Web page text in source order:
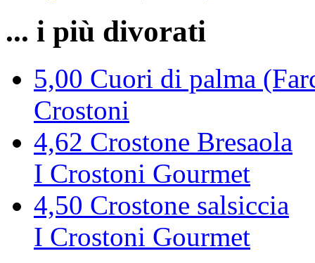
... i più divorati
5,00 Cuori di palma
Crostoni
4,62 Crostone Bresaola
I Crostoni Gourmet
4,50 Crostone salsiccia
I Crostoni Gourmet